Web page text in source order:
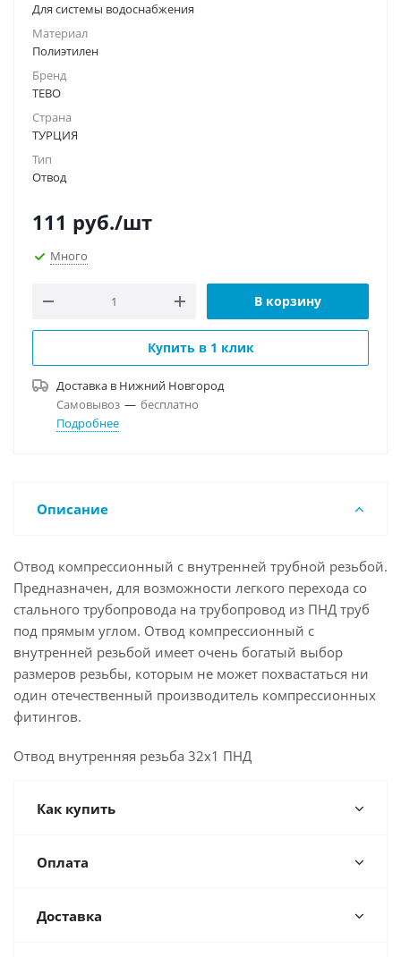
Для системы водоснабжения
Материал
Полиэтилен
Бренд
TEBO
Страна
ТУРЦИЯ
Тип
Отвод
111 руб./шт
Много
В корзину
Купить в 1 клик
Доставка в Нижний Новгород
Самовывоз — бесплатно
Подробнее
Описание
Отвод компрессионный с внутренней трубной резьбой.
Предназначен, для возможности легкого перехода со
стального трубопровода на трубопровод из ПНД труб
под прямым углом. Отвод компрессионный с
внутренней резьбой имеет очень богатый выбор
размеров резьбы, которым не может похвастаться ни
один отечественный производитель компрессионных
фитингов.
Отвод внутренняя резьба 32х1 ПНД
Как купить
Оплата
Доставка